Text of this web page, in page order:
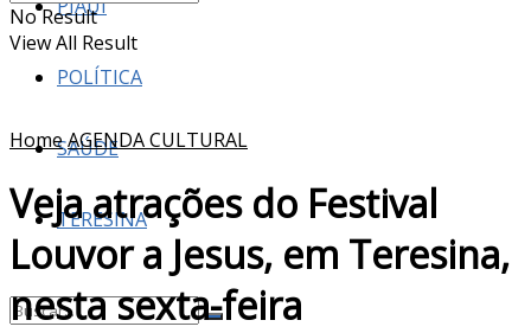
PIAUÍ
POLÍTICA
SAÚDE
TERESINA
No Result
View All Result
HomeAGENDA CULTURAL
Veja atrações do Festival
Louvor a Jesus, em Teresina,
nesta sexta-feira